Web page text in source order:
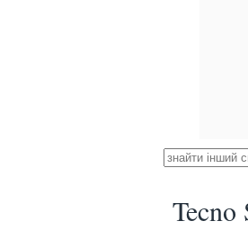
Tecno